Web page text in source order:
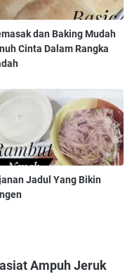
dan Baking Mudah
Cinta Dalam Rangka
Jadul Yang Bikin
Ampuh Jeruk